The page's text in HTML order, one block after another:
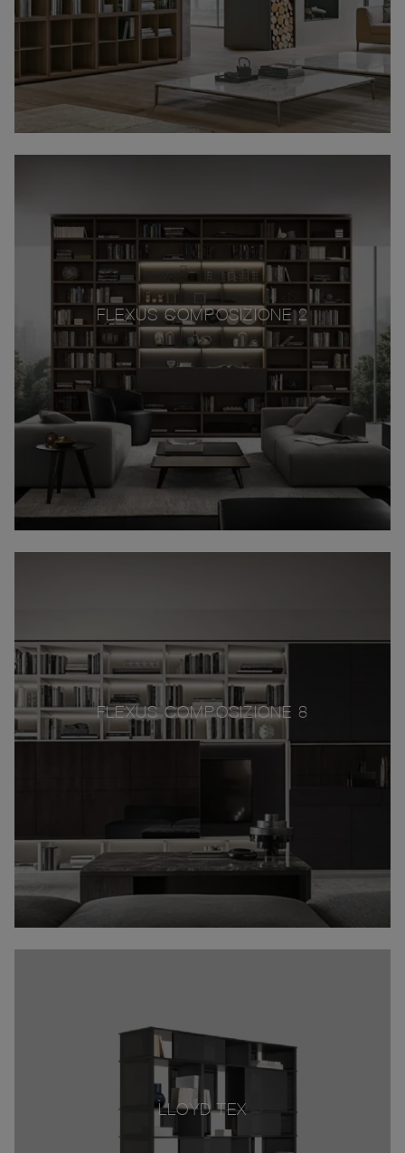
FLEXUS COMPOSIZIONE 2
FLEXUS COMPOSIZIONE 8
LLOYD TEX